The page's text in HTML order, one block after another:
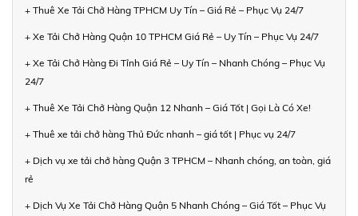
+ Thuê Xe Tải Chở Hàng TPHCM Uy Tín – Giá Rẻ – Phục Vụ 24/7
+ Xe Tải Chở Hàng Quận 10 TPHCM Giá Rẻ – Uy Tín – Phục Vụ 24/7
+ Xe Tải Chở Hàng Đi Tỉnh Giá Rẻ – Uy Tín – Nhanh Chóng – Phục Vụ
24/7
+ Thuê Xe Tải Chở Hàng Quận 12 Nhanh – Giá Tốt | Gọi Là Có Xe!
+ Thuê xe tải chở hàng Thủ Đức nhanh – giá tốt | Phục vụ 24/7
+ Dịch vụ xe tải chở hàng Quận 3 TPHCM – Nhanh chóng, an toàn, giá
rẻ
+ Dịch Vụ Xe Tải Chở Hàng Quận 5 Nhanh Chóng – Giá Tốt – Phục Vụ